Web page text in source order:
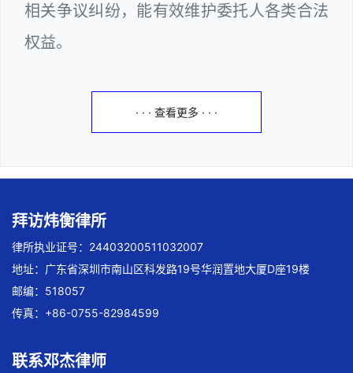
相关争议纠纷，能有效维护委托人各类合法
权益。
· · · 查看更多 · · ·
拜访炜衡律所
律所执业证号：24403200511032007
地址：广东省深圳市南山区科发路19号华润置地大厦D座19楼
邮编：518057
传真：+86-0755-82984599
联系邓杰律师